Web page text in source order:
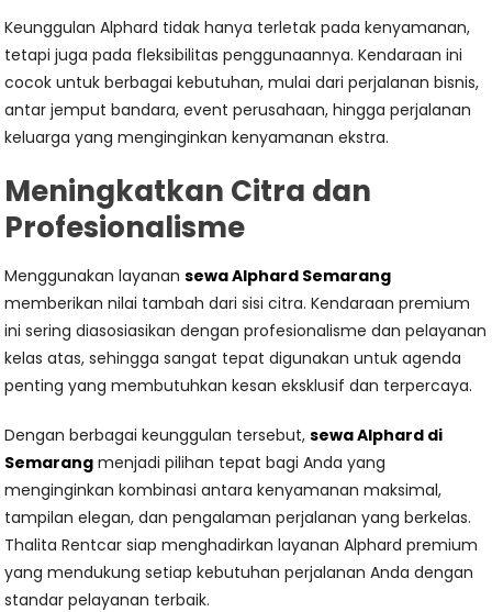
Keunggulan Alphard tidak hanya terletak pada kenyamanan,
tetapi juga pada fleksibilitas penggunaannya. Kendaraan ini
cocok untuk berbagai kebutuhan, mulai dari perjalanan bisnis,
antar jemput bandara, event perusahaan, hingga perjalanan
keluarga yang menginginkan kenyamanan ekstra.
Meningkatkan Citra dan
Profesionalisme
Menggunakan layanansewa Alphard Semarang
memberikan nilai tambah dari sisi citra. Kendaraan premium
ini sering diasosiasikan dengan profesionalisme dan pelayanan
kelas atas, sehingga sangat tepat digunakan untuk agenda
penting yang membutuhkan kesan eksklusif dan terpercaya.
Dengan berbagai keunggulan tersebut,sewa Alphard di
Semarang menjadi pilihan tepat bagi Anda yang
menginginkan kombinasi antara kenyamanan maksimal,
tampilan elegan, dan pengalaman perjalanan yang berkelas.
Thalita Rentcar siap menghadirkan layanan Alphard premium
yang mendukung setiap kebutuhan perjalanan Anda dengan
standar pelayanan terbaik.